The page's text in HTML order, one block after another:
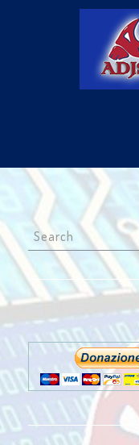
Search
for: